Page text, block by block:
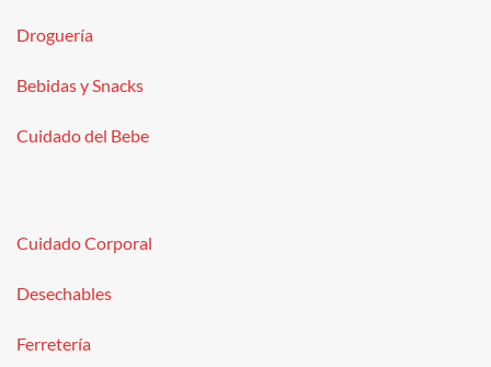
Droguería
Bebidas y Snacks
Cuidado del Bebe
Cuidado Corporal
Desechables
Ferretería